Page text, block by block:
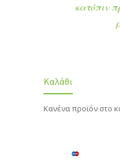
κατόπιν
Καλάθι
Κανένα προϊόν στο